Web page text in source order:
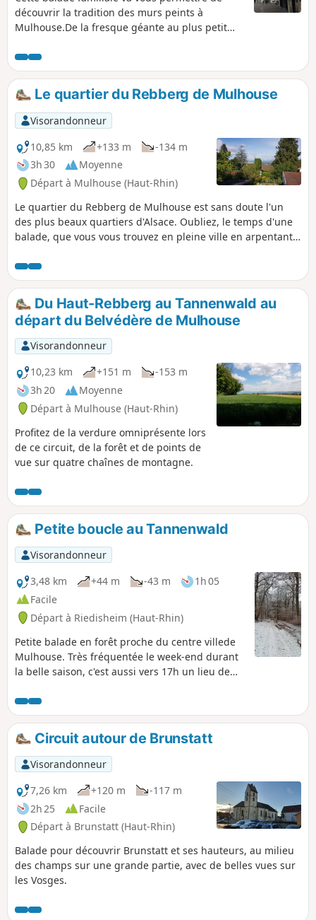
découvrir la tradition des murs peints à
Mulhouse.De la fresque géante au plus petit
les murs, les trottoirs, les boîtes aux lettres et
même sur les panneaux de signalisation
routière !Il faudra bien ouvrir l’œil !
Le quartier du Rebberg de Mulhouse
Visorandonneur
10,85 km
+133 m
-134 m
3h 30
Moyenne
Départ à Mulhouse (Haut-Rhin)
Le quartier du Rebberg de Mulhouse est sans doute l'un
des plus beaux quartiers d'Alsace. Oubliez, le temps d'une
balade, que vous vous trouvez en pleine ville en arpentant
impressionnant, à la fois par la verdure omniprésente et
par ses nombreuses, époustouflantes, maisons de maître.
Du Haut-Rebberg au Tannenwald au
départ du Belvédère de Mulhouse
Visorandonneur
10,23 km
+151 m
-153 m
3h 20
Moyenne
Départ à Mulhouse (Haut-Rhin)
Profitez de la verdure omniprésente lors
de ce circuit, de la forêt et de points de
vue sur quatre chaînes de montagne.
Petite boucle au Tannenwald
Visorandonneur
3,48 km
+44 m -43 m
1h 05
Facile
Départ à Riedisheim (Haut-Rhin)
Petite balade en forêt proche du centre villede
Mulhouse. Très fréquentée le week-end durant
la belle saison, c'est aussi vers 17h un lieu de
Circuit autour de Brunstatt
Visorandonneur
7,26 km
+120 m
-117 m
2h 25
Facile
Départ à Brunstatt (Haut-Rhin)
Balade pour découvrir Brunstatt et ses hauteurs, au milieu
des champs sur une grande partie, avec de belles vues sur
les Vosges.